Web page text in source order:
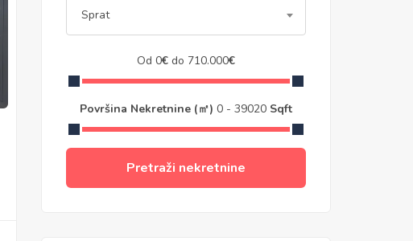
Sprat
Od 0€ do 710.000€
Površina Nekretnine (㎡) 0 - 39020 Sqft
Pretraži nekretnine